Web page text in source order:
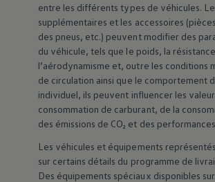
En savoir plus sur larecharge et
entre les différents types de véhicules.
supplémentaires et les accessoires
des pneus, etc.) peuvent modifier des
du véhicule, tels que le poids, la
l’aérodynamisme et, outre les conditions
de circulation ainsi que le comportement
individuel, ils peuvent influencer les
consommation de carburant, de la
des émissions de CO₂ et des
Les véhicules et équipements
sur certains détails du programme de
Des équipements spéciaux disponibles